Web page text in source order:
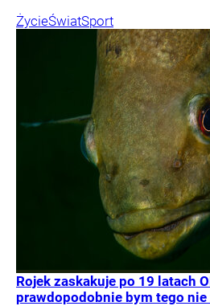
ŻycieŚwiatSport
Rojek zaskakuje po 19 latach
prawdopodobnie bym tego nie